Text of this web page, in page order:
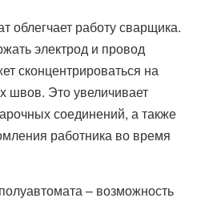
облегчает работу сварщика.
электрод и провод
сконцентрироваться на
швов. Это увеличивает
соединений, а также
работника во время
– возможность